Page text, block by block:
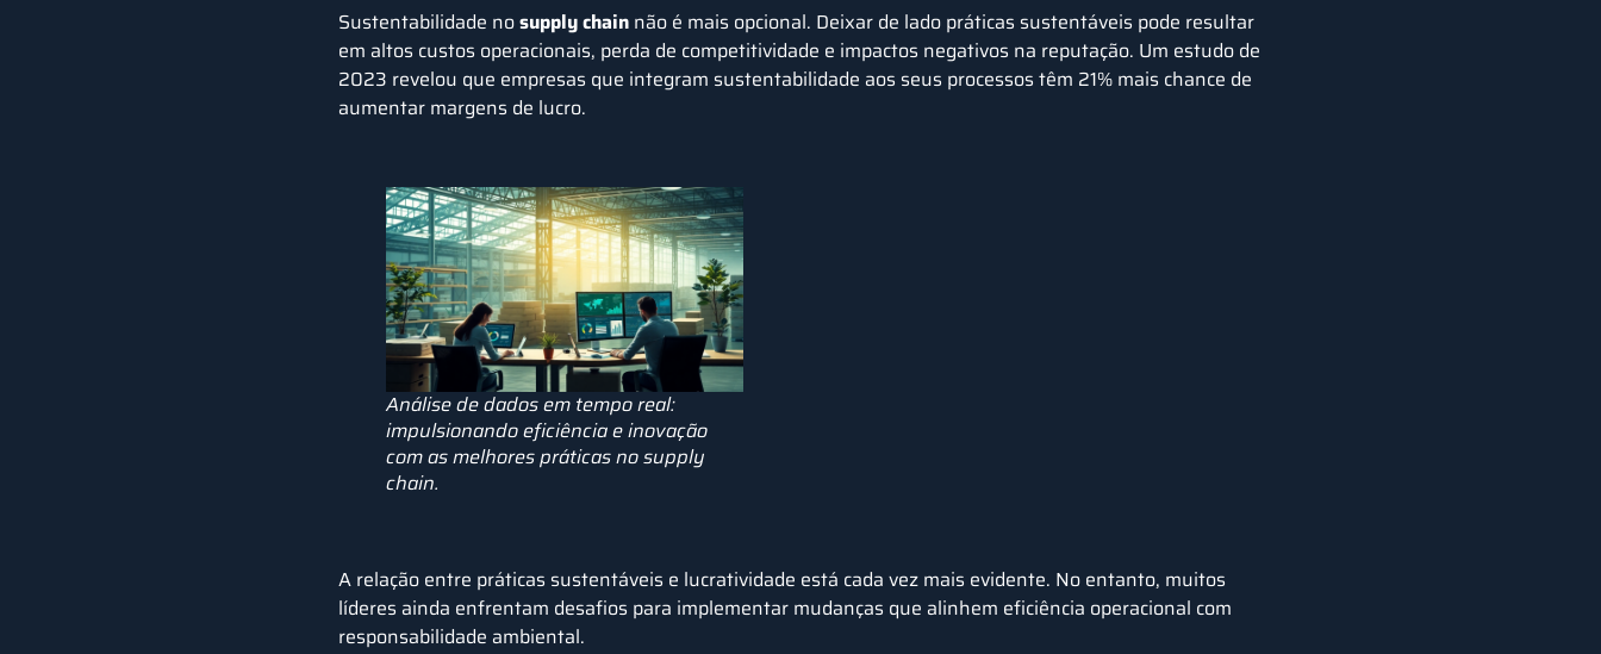
Sustentabilidade nosupply chain não é mais opcional. Deixar de lado práticas sustentáveis pode resultar
em altos custos operacionais, perda de competitividade e impactos negativos na reputação. Um estudo de
2023 revelou que empresas que integram sustentabilidade aos seus processos têm 21% mais chance de
aumentar margens de lucro.
Análise de dados em tempo real:
impulsionando eficiência e inovação
com as melhores práticas no supply
chain.
A relação entre práticas sustentáveis e lucratividade está cada vez mais evidente. No entanto, muitos
líderes ainda enfrentam desafios para implementar mudanças que alinhem eficiência operacional com
responsabilidade ambiental.